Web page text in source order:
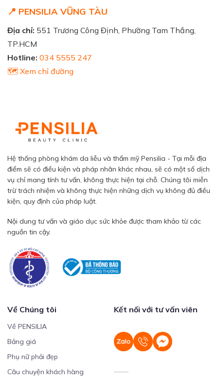
📍 PENSILIA VŨNG TÀU
Địa chỉ: 551 Trương Công Định, Phường Tam Thắng,
TP.HCM
Hotline: 034 5555 247
🗺️ Xem chỉ đường
Hệ thống phòng khám da liễu và thẩm mỹ Pensilia - Tại mỗi địa
điểm sẽ có điều kiện và pháp nhân khác nhau, sẽ có một số dịch
vụ chỉ mang tính tư vấn, không thực hiện tại chỗ. Chúng tôi miễn
trừ trách nhiệm và không thực hiện những dịch vụ không đủ điều
kiện, quy định của pháp luật.
Nội dung tư vấn và giáo dục sức khỏe được tham khảo từ các
nguồn tin cậy.
Về Chúng tôi
Về PENSILIA
Bảng giá
Phụ nữ phải đẹp
Câu chuyện khách hàng
Kết nối với tư vấn viên